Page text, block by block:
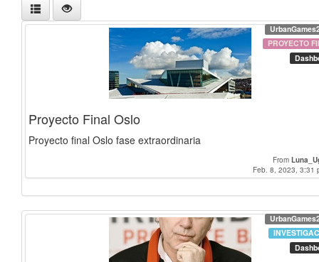
PROYECTO
Proyecto Final Oslo
Proyecto final Oslo fase extraordinaria
From
Feb. 8, 2023, 3:31